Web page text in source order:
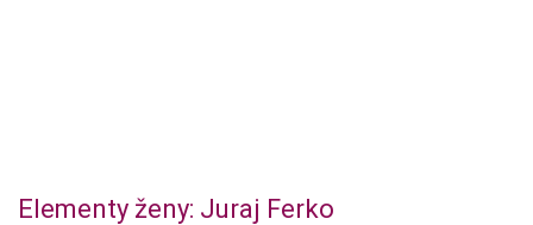
Elementy ženy: Juraj Ferko